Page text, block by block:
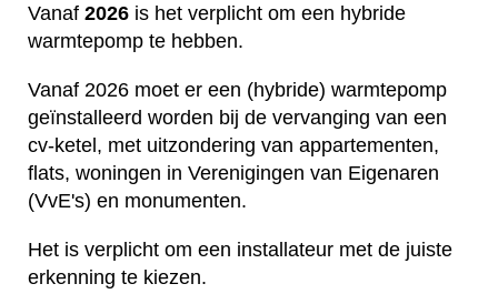
Vanaf 2026 is het verplicht om een hybride
warmtepomp te hebben.
Vanaf 2026 moet er een (hybride) warmtepomp
geïnstalleerd worden bij de vervanging van een
cv-ketel, met uitzondering van appartementen,
flats, woningen in Verenigingen van Eigenaren
(VvE's) en monumenten.
Het is verplicht om een installateur met de juiste
erkenning te kiezen.